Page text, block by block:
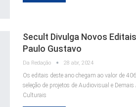
Secult Divulga Novos
Paulo Gustavo
Da Redação 28 abr, 2024
Os editais deste ano chegam ao valor de
seleção de projetos de Audiovisual e Demais
Culturais